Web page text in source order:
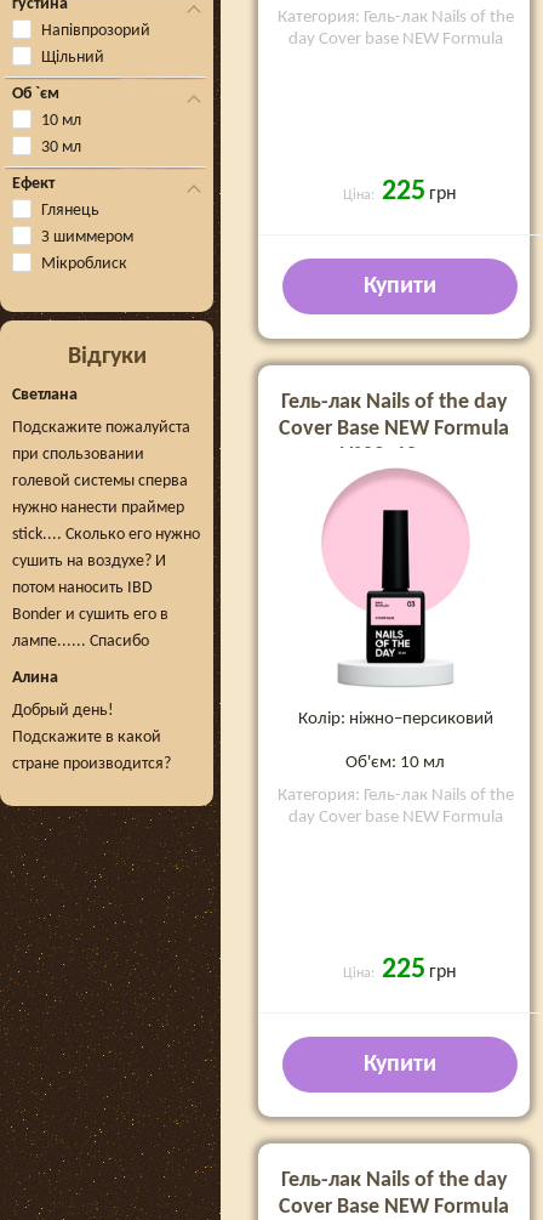
густина
Напівпрозорий
Щільний
Об `єм
10 мл
30 мл
Ефект
Глянець
З шиммером
Мікроблиск
Відгуки
Светлана
Подскажите пожалуйста
при спользовании
голевой системы сперва
нужно нанести праймер
stick.... Сколько его нужно
сушить на воздухе? И
потом наносить IBD
Bonder и сушить его в
лампе...... Спасибо
Алина
Добрый день!
Подскажите в какой
стране производится?
Категория: Гель-лак Nails of the
day Cover base NEW Formula
Ціна: 225 грн
Купити
Гель-лак Nails of the day
Cover Base NEW Formula
№03, 10 мл
Колір: ніжно–персиковий
Об'єм: 10 мл
Категория: Гель-лак Nails of the
day Cover base NEW Formula
Ціна: 225 грн
Купити
Гель-лак Nails of the day
Cover Base NEW Formula